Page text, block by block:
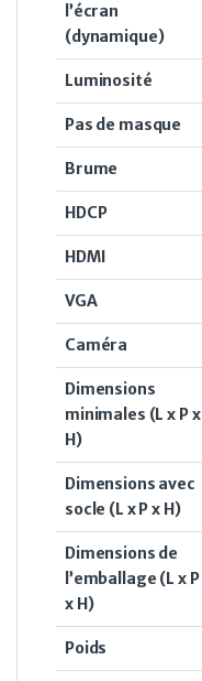
l’écran
(dynamique)
Luminosité
Pas de masque
Brume
HDCP
HDMI
VGA
Caméra
Dimensions
minimales (L x P x
H)
Dimensions avec
socle (L x P x H)
Dimensions de
l’emballage (L x P
x H)
Poids